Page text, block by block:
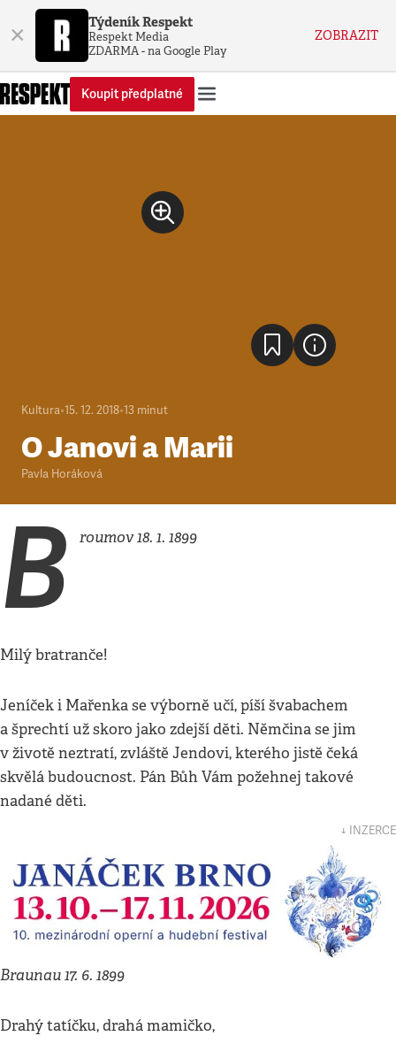
× Týdeník Respekt
Respekt Media
ZDARMA - na Google Play
ZOBRAZIT
Koupit předplatné
Kultura•15. 12. 2018•13 minut
O Janovi a Marii
Pavla Horáková
B roumov 18. 1. 1899
Milý bratranče!
Jeníček i Mařenka se výborně učí, píší švabachem
a šprechtí už skoro jako zdejší děti. Němčina se jim
v životě neztratí, zvláště Jendovi, kterého jistě čeká
skvělá budoucnost. Pán Bůh Vám požehnej takové
nadané děti.
↓ INZERCE
Braunau 17. 6. 1899
Drahý tatíčku, drahá mamičko,